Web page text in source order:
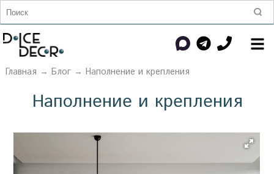
Главная → Блог→ Наполнение и крепления
Наполнение и крепления